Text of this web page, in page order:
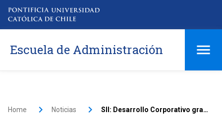
Escuela de Administración
Home Noticias SII: Desarrollo Corporativo gradúa a nueva generación del Diplomado en Liderazgo y Habilidades Directivas